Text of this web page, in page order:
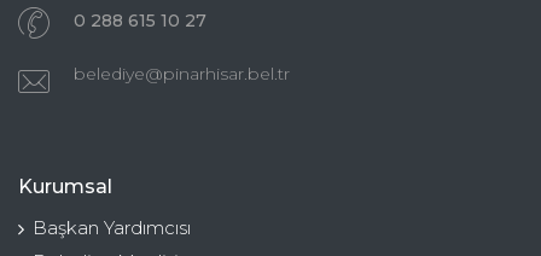
0 288 615 10 27
belediye@pinarhisar.bel.tr
Kurumsal
Başkan Yardımcısı